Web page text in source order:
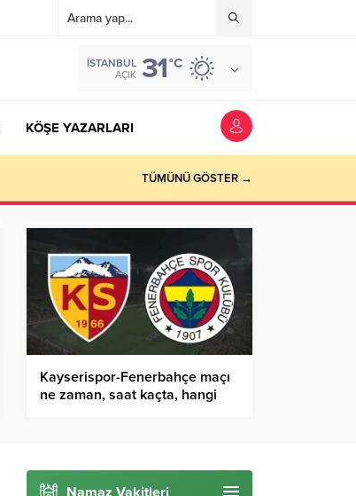
İSTANBUL
AÇIK 31°C
KÖŞE YAZARLARI
TÜMÜNÜ GÖSTER →
Kayserispor-Fenerbahçe maçı
ne zaman, saat kaçta, hangi